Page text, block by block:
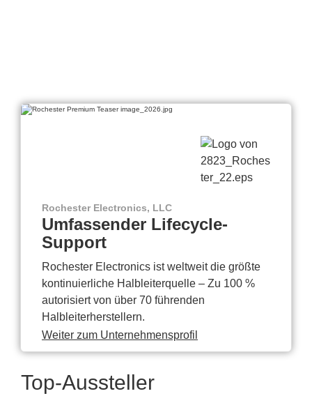
Rochester Electronics, LLC
Umfassender Lifecycle-
Support
Rochester Electronics ist weltweit die größte
kontinuierliche Halbleiterquelle – Zu 100 %
autorisiert von über 70 führenden
Halbleiterherstellern.
Weiter zum Unternehmensprofil
Top-Aussteller